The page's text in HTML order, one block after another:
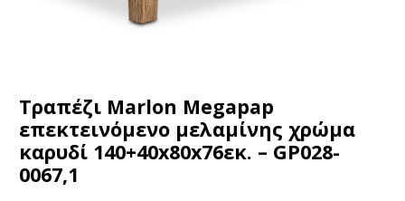
Τραπέζι Marlon Megapap
επεκτεινόμενο μελαμίνης χρώμα
καρυδί 140+40x80x76εκ. – GP028-
0067,1